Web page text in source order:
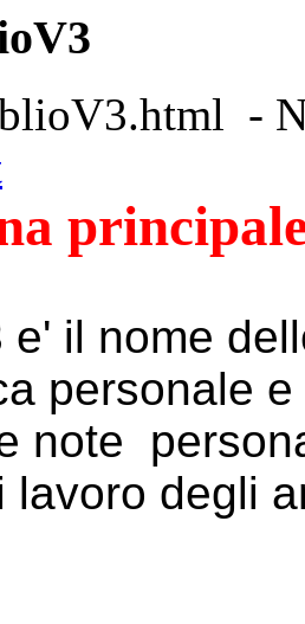
-
e' il nome
personale
note
lavoro degli